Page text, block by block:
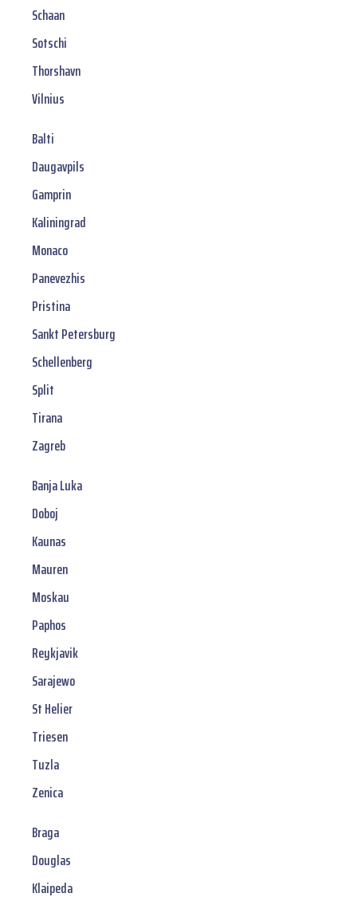
Schaan
Sotschi
Thorshavn
Vilnius
Balti
Daugavpils
Gamprin
Kaliningrad
Monaco
Panevezhis
Pristina
Sankt Petersburg
Schellenberg
Split
Tirana
Zagreb
Banja Luka
Doboj
Kaunas
Mauren
Moskau
Paphos
Reykjavik
Sarajewo
St Helier
Triesen
Tuzla
Zenica
Braga
Douglas
Klaipeda